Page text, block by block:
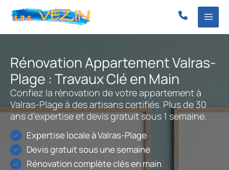
Rénovation Appartement Valras-
Plage : Travaux Clé en Main
Confiez la rénovation de votre appartement à
Valras-Plage à des artisans certifiés. Plus de 30
ans d’expertise et devis gratuit sous 1 semaine.
Expertise locale à Valras-Plage
Devis gratuit sous une semaine
Rénovation complète clés en main